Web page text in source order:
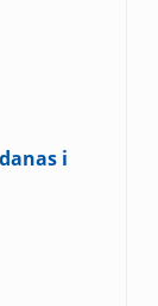
i